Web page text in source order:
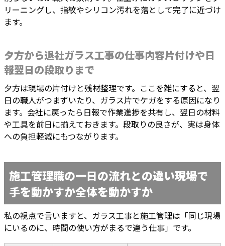
リーニングし、指紋やシリコン汚れを落として完了に近づけ
ます。
夕方から退社ガラス工事の仕事内容片付けや日
報翌日の段取りまで
夕方は現場の片付けと残材整理です。ここを雑にすると、翌
日の職人がつまずいたり、ガラス片でケガをする原因になり
ます。会社に戻ったら日報で作業進捗を共有し、翌日の材料
や工具を前日に揃えておきます。段取りの良さが、実は身体
への負担軽減にもつながります。
施工管理職の一日の流れとの違い現場で
手を動かすか全体を動かすか
私の視点で言いますと、ガラス工事と施工管理は「同じ現場
にいるのに、時間の使い方がまるで違う仕事」です。